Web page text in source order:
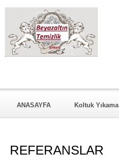
ANASAYFA Koltuk Yıkama
REFERANSLAR